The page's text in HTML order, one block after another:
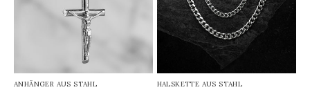
ANHÄNGER AUS STAHL HALSKETTE AUS STAHL